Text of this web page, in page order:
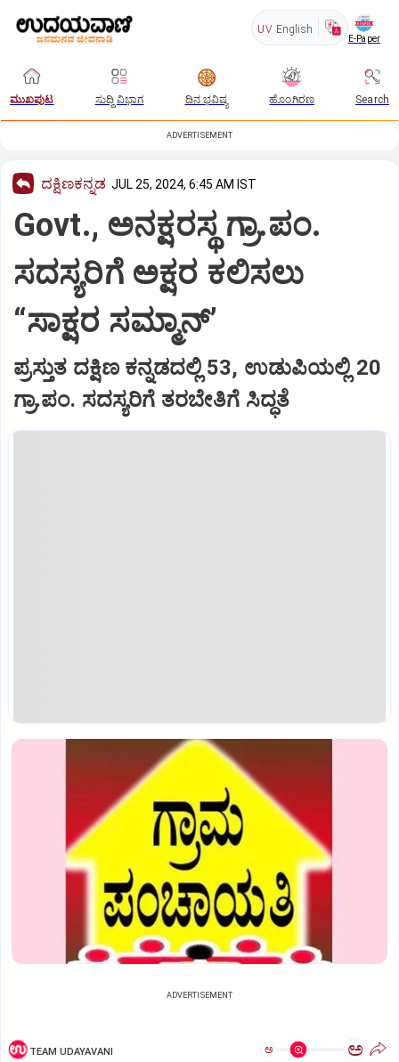
UV English
E-Paper
ಮುಖಪುಟ ಸುದ್ದಿ ವಿಭಾಗ ದಿನ ಭವಿಷ್ಯ ಹೊಂಗಿರಣ Search
ADVERTISEMENT
ದಕ್ಷಿಣಕನ್ನಡ JUL 25, 2024, 6:45 AM IST
Govt., ಅನಕ್ಷರಸ್ಥ ಗ್ರಾ.ಪಂ.
ಸದಸ್ಯರಿಗೆ ಅಕ್ಷರ ಕಲಿಸಲು
“ಸಾಕ್ಷರ ಸಮ್ಮಾನ್‌’
ಪ್ರಸ್ತುತ ದಕ್ಷಿಣ ಕನ್ನಡದಲ್ಲಿ 53, ಉಡುಪಿಯಲ್ಲಿ 20
ಗ್ರಾ.ಪಂ. ಸದಸ್ಯರಿಗೆ ತರಬೇತಿಗೆ ಸಿದ್ಧತೆ
ADVERTISEMENT
TEAM UDAYAVANI ಅ ಅ